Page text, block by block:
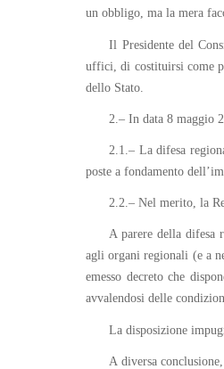
un obbligo, ma la mera
Il Presidente del
uffici, di costituirsi come
dello Stato.
2.– In data 8 maggio
2.1.– La difesa
poste a fondamento
2.2.– Nel merito, la
A parere della difesa
agli organi regionali (e a
emesso decreto che
avvalendosi delle
La disposizione
A diversa